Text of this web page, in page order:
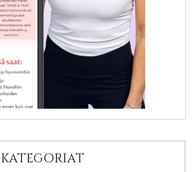
KATEGORIAT